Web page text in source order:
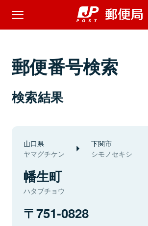
郵便番号検索
検索結果
山口県
ヤマグチケン
下関市
シモノセキシ
幡生町
ハタブチョウ
751-0828